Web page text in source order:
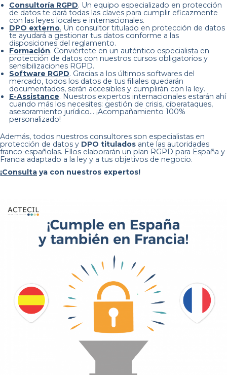
Consultoría RGPD. Un equipo especializado en protección
de datos te dará todas las claves para cumplir eficazmente
con las leyes locales e internacionales.
DPO externo. Un consultor titulado en protección de datos
te ayudará a gestionar tus datos conforme a las
disposiciones del reglamento.
Formación. Conviértete en un auténtico especialista en
protección de datos con nuestros cursos obligatorios y
sensibilizaciones RGPD.
Software RGPD. Gracias a los últimos softwares del
mercado, todos los datos de tus filiales quedarán
documentados, serán accesibles y cumplirán con la ley.
E-Assistance. Nuestros expertos internacionales estarán ahí
cuando más los necesites: gestión de crisis, ciberataques,
asesoramiento jurídico… ¡Acompañamiento 100%
personalizado!
Además, todos nuestros consultores son especialistas en
protección de datos y DPO titulados ante las autoridades
franco-españolas. Ellos elaborarán un plan RGPD para España y
Francia adaptado a la ley y a tus objetivos de negocio.
¡Consulta ya con nuestros expertos!